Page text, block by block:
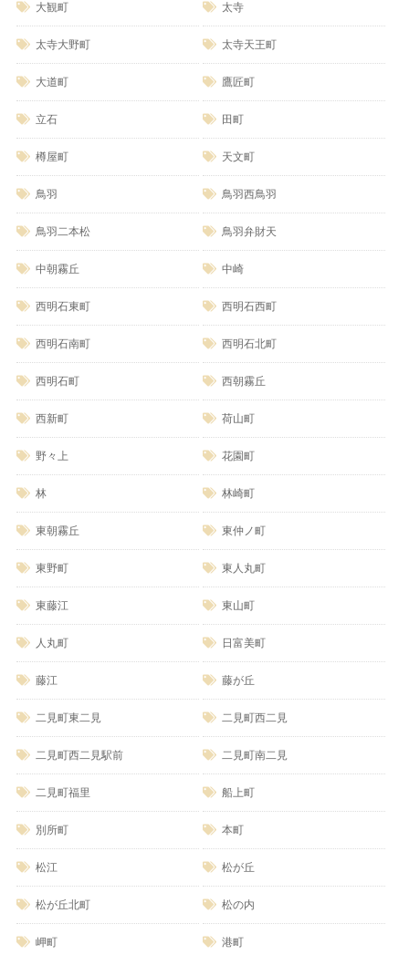
大観町 太寺
太寺大野町 太寺天王町
大道町 鷹匠町
立石 田町
樽屋町 天文町
鳥羽 鳥羽西鳥羽
鳥羽二本松 鳥羽弁財天
中朝霧丘 中崎
西明石東町 西明石西町
西明石南町 西明石北町
西明石町 西朝霧丘
西新町 荷山町
野々上 花園町
林 林崎町
東朝霧丘 東仲ノ町
東野町 東人丸町
東藤江 東山町
人丸町 日富美町
藤江 藤が丘
二見町東二見 二見町西二見
二見町西二見駅前 二見町南二見
二見町福里 船上町
別所町 本町
松江 松が丘
松が丘北町 松の内
岬町 港町